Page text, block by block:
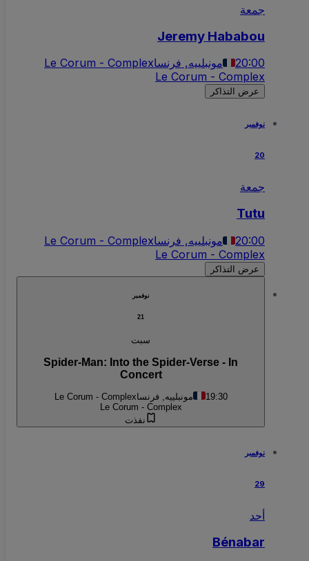
جمعة
Jeremy Hababou
20:00 مونبلييه, فرنساLe Corum - Complex
Le Corum - Complex
عرض التذاكر
نوفمبر
20
جمعة
Tutu
20:00 مونبلييه, فرنساLe Corum - Complex
Le Corum - Complex
عرض التذاكر
نوفمبر
سبت
Spider-Man: Into the Spider-Verse - In
Concert
19:30 مونبلييه, فرنساLe Corum - Complex
Le Corum - Complex
نفذت
نوفمبر
29
أحد
Bénabar